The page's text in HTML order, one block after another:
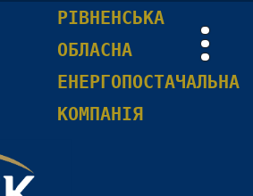
РІВНЕНСЬКА
ОБЛАСНА
ЕНЕРГОПОСТАЧАЛЬНА
КОМПАНІЯ